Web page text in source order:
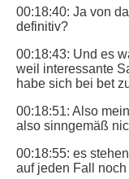
00:18:40: Ja von
definitiv?
00:18:43: Und es
weil interessante
habe sich bei bet
00:18:51: Also
also sinngemäß
00:18:55: es
auf jeden Fall